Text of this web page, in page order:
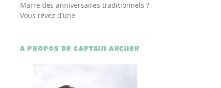
Marre des anniversaires traditionnels ?
Vous rêvez d’une
A Propos de Captain Archer